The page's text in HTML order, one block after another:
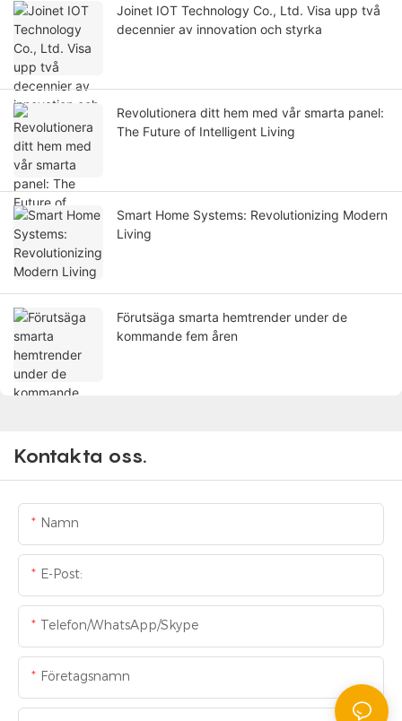
Joinet IOT Technology Co., Ltd. Visa upp två
decennier av innovation och styrka
Revolutionera ditt hem med vår smarta panel:
The Future of Intelligent Living
Smart Home Systems: Revolutionizing Modern
Living
Förutsäga smarta hemtrender under de
kommande fem åren
Kontakta oss.
Namn
E-Post:
Telefon/WhatsApp/Skype
Företagsnamn